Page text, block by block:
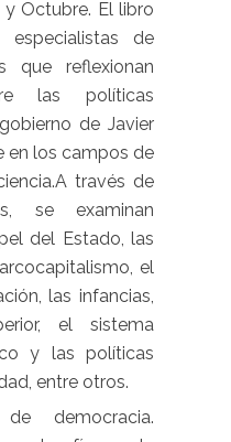
Octubre. El libro
de
que reflexionan
las políticas
de Javier
en los campos de
través de
se examinan
del Estado, las
el
las infancias,
el sistema
y las políticas
entre otros.
democracia.